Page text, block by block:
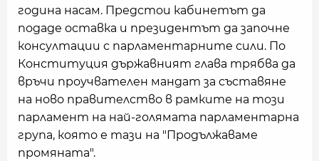
година насам. Предстои кабинетът да
подаде оставка и президентът да започне
консултации с парламентарните сили. По
Конституция държавният глава трябва да
връчи проучвателен мандат за съставяне
на ново правителство в рамките на този
парламент на най-голямата парламентарна
група, която е тази на "Продължаваме
промяната".